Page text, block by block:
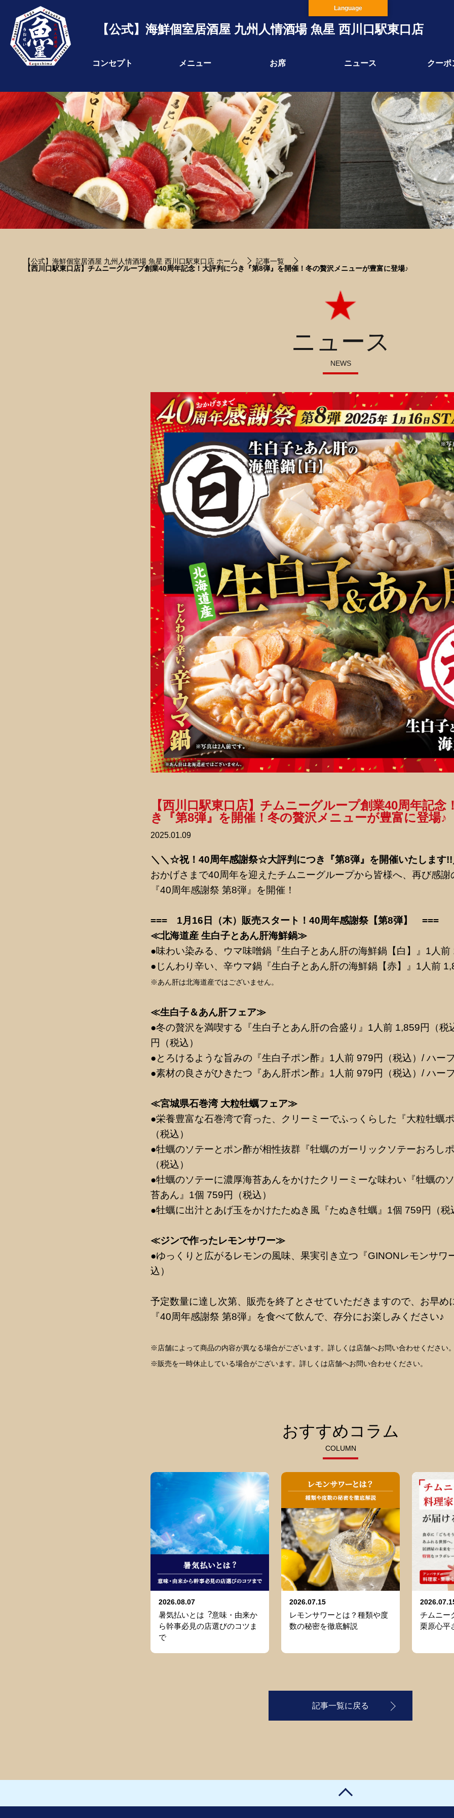
【公式】海鮮個室居酒屋 九州人情酒場 魚星 西川口駅東口店
コンセプト メニュー お席 ニュース クーポ
【公式】海鮮個室居酒屋 九州人情酒場 魚星 西川口駅東口店 ホーム
記事一覧
【西川口駅東口店】チムニーグループ創業40周年記念！大評判につき『第8弾』を開催！冬の贅沢メニューが豊富に登場♪
ニュース
NEWS
2025.01.09
【西川口駅東口店】チムニーグループ創業40周年記念
き『第8弾』を開催！冬の贅沢メニューが豊富に登場♪
＼＼☆祝！40周年感謝祭☆大評判につき『第8弾』を開催いたします
おかげさまで40周年を迎えたチムニーグループから皆様へ、再び感
『40周年感謝祭 第8弾』を開催！
=== 1月16日（木）販売スタート！40周年感謝祭【第8弾】 ===
≪北海道産 生白子とあん肝海鮮鍋≫
●味わい染みる、ウマ味噌鍋『生白子とあん肝の海鮮鍋【白】』1人
●じんわり辛い、辛ウマ鍋『生白子とあん肝の海鮮鍋【赤】』1人前
※あん肝は北海道産ではございません。
≪生白子＆あん肝フェア≫
●冬の贅沢を満喫する『生白子とあん肝の合盛り』1人前 1,859円（税
円（税込）
●とろけるような旨みの『生白子ポン酢』1人前 979円（税込）/ ハー
●素材の良さがひきたつ『あん肝ポン酢』1人前 979円（税込）/ ハー
≪宮城県石巻湾 大粒牡蠣フェア≫
●栄養豊富な石巻湾で育った、クリーミーでふっくらした『大粒牡蠣
（税込）
●牡蠣のソテーとポン酢が相性抜群『牡蠣のガーリックソテーおろし
（税込）
●牡蠣のソテーに濃厚海苔あんをかけたクリーミーな味わい『牡蠣の
苔あん』1個 759円（税込）
●牡蠣に出汁とあげ玉をかけたたぬき風『たぬき牡蠣』1個 759円（税
≪ジンで作ったレモンサワー≫
●ゆっくりと広がるレモンの風味、果実引き立つ『GINONレモンサワ
込）
予定数量に達し次第、販売を終了とさせていただきますので、お早め
『40周年感謝祭 第8弾』を食べて飲んで、存分にお楽しみください♪
※店舗によって商品の内容が異なる場合がございます。詳しくは店舗へお問い合わせください
※販売を一時休止している場合がございます。詳しくは店舗へお問い合わせください。
おすすめコラム
COLUMN
2026.08.07
暑気払いとは︖意味・由来か
ら幹事必⾒の店選びのコツま
で
2026.07.15
レモンサワーとは？種類や度
数の秘密を徹底解説
チムニー
栗原心平
記事一覧に戻る
Language